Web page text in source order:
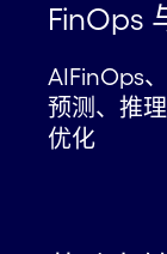
FinOps
AIFinOps
预测、推
优化